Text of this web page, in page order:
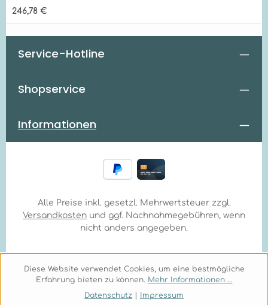
Regulärer Preis:
246,78 €
Service-Hotline
Shopservice
Informationen
Alle Preise inkl. gesetzl. Mehrwertsteuer zzgl.
Versandkosten und ggf. Nachnahmegebühren, wenn
nicht anders angegeben.
Diese Website verwendet Cookies, um eine bestmögliche
Erfahrung bieten zu können. Mehr Informationen ...
Datenschutz
Impressum